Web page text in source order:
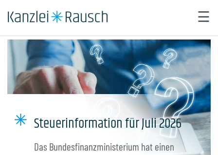
☰
Start
Über uns
Automatisierung
Karriere
Steuer abgeben.
Steuerinformation für Juli 2026
Das Bundesfinanzministerium hat einen